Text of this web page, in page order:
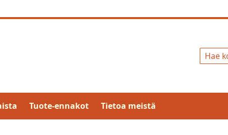
Tuote-ennakot Tietoa meistä